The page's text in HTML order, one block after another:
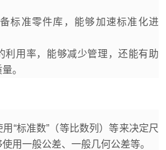
标准零件库，能够加速标准化进
利用率，能够减少管理，还能有助
。
“标准数”（等比数列）等来决定尺
用一般公差、一般几何公差等。